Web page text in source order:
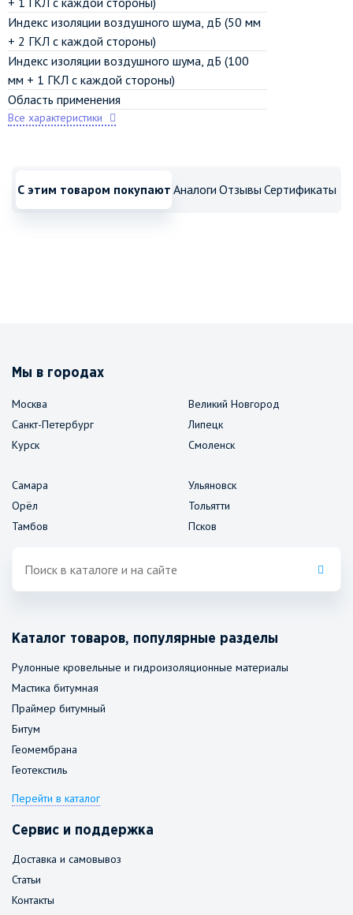
Индекс изоляции воздушного шума, дБ (50 мм
+ 2 ГКЛ с каждой стороны)
Индекс изоляции воздушного шума, дБ (100
мм + 1 ГКЛ с каждой стороны)
Область применения
Все характеристики
С этим товаром покупают Аналоги Отзывы Сертификаты
Мы в городах
Москва
Санкт-Петербург
Курск
Великий Новгород
Липецк
Смоленск
Самара
Орёл
Тамбов
Ульяновск
Тольятти
Псков
Каталог товаров, популярные разделы
Рулонные кровельные и гидроизоляционные материалы
Мастика битумная
Праймер битумный
Битум
Геомембрана
Геотекстиль
Перейти в каталог
Сервис и поддержка
Доставка и самовывоз
Статьи
Контакты